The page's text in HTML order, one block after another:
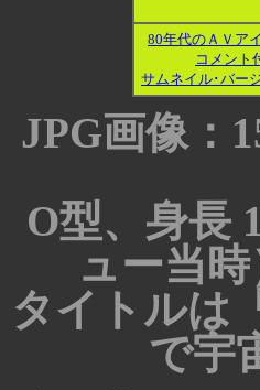
80年代のＡＶア
コメント
サムネイル･バー
JPG画像：
O型、身長
ュー当
タイトルは
で宇